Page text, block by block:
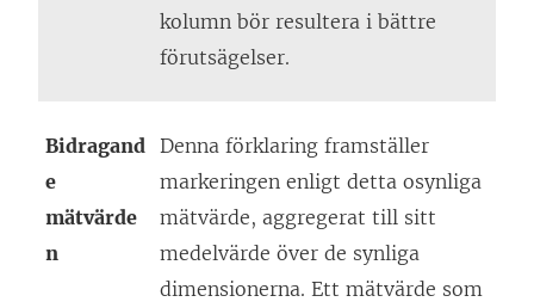
kolumn bör resultera i bättre
förutsägelser.
Bidragand
e
mätvärde
n
Denna förklaring framställer
markeringen enligt detta osynliga
mätvärde, aggregerat till sitt
medelvärde över de synliga
dimensionerna. Ett mätvärde som